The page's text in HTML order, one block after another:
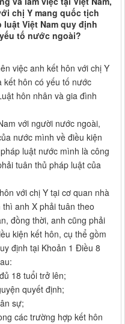
chị Y mang quốc tịch
luật Việt Nam quy định
tố nước ngoài?
việc anh kết hôn với chị Y
kết hôn có yếu tố nước
hôn nhân và gia đình
với người nước ngoài,
nước mình về điều kiện
luật nước mình là công
tuân thủ pháp luật của
với chị Y tại cơ quan nhà
anh X phải tuân theo
đồng thời, anh cũng phải
kiện kết hôn, cụ thể gồm
định tại Khoản 1 Điều 8
18 tuổi trở lên;
quyết định;
sự;
các trường hợp kết hôn